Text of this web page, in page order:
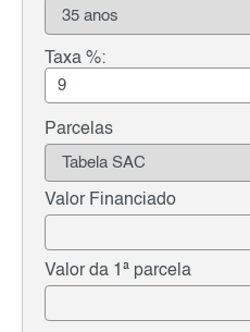
Taxa %:
Parcelas
Valor Financiado
Valor da 1ª parcela